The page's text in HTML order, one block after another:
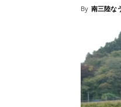
By 南三陸